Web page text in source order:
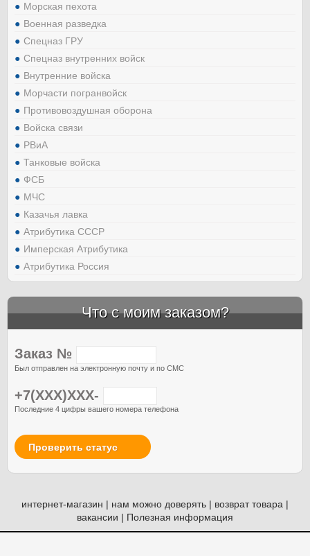
Морская пехота
Военная разведка
Спецназ ГРУ
Спецназ внутренних войск
Внутренние войска
Морчасти погранвойск
Противовоздушная оборона
Войска связи
РВиА
Танковые войска
ФСБ
МЧС
Казачья лавка
Атрибутика СССР
Имперская Атрибутика
Атрибутика Россия
Что с моим заказом?
Заказ №
Был отправлен на электронную почту и по СМС
+7(XXX)XXX-
Последние 4 цифры вашего номера телефона
Проверить статус
интернет-магазин | нам можно доверять | возврат товара |
вакансии | Полезная информация